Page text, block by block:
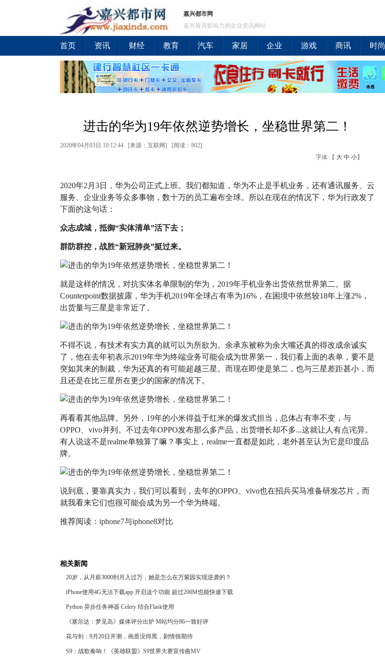
嘉兴都市网
嘉兴最具影响力的企业资讯网站
首页 资讯 财经 教育 汽车 家居 企业 游戏 商讯 时尚
进击的华为19年依然逆势增长，坐稳世界第二！
2020年04月03日 10:12:44 [来源：互联网] [阅读：802]
字体:【 大 中 小】
2020年2月3日，华为公司正式上班。我们都知道，华为不止是手机业务，还有通讯服务、云
服务、企业业务等众多事物，数十万的员工遍布全球。所以在现在的情况下，华为行政发了
下面的这句话：
众志成城，抵御“实体清单”活下去；
群防群控，战胜“新冠肺炎”挺过来。
就是这样的情况，对抗实体名单限制的华为，2019年手机业务出货依然世界第二。据
Counterpoint数据披露，华为手机2019年全球占有率为16%，在困境中依然较18年上涨2%，
出货量与三星是非常近了。
不得不说，有技术有实力真的就可以为所欲为。余承东被称为余大嘴还真的得改成余诚实
了，他在去年初表示2019年华为终端业务可能会成为世界第一，我们看上面的表单，要不是
突如其来的制裁，华为还真的有可能超越三星。而现在即使是第二，也与三星差距甚小，而
且还是在比三星所在更少的国家的情况下。
再看看其他品牌。另外，19年的小米得益于红米的爆发式担当，总体占有率不变，与
OPPO、vivo并列。不过去年OPPO发布那么多产品，出货增长却不多...这就让人有点诧异。
有人说这不是realme单独算了嘛？事实上，realme一直都是如此，老外甚至认为它是印度品
牌。
说到底，要靠真实力，我们可以看到，去年的OPPO、vivo也在招兵买马准备研发芯片，而
就我看来它们也很可能会成为另一个华为终端。
推荐阅读： iphone7与iphone8对比
相关新闻
20岁，从月薪3000到月入过万，她是怎么在万紫园实现逆袭的？
iPhone使用4G无法下载app 开启这个功能 超过200M也能快速下载
Python 异步任务神器 Celery 结合Flask使用
《塞尔达：梦见岛》媒体评分出炉 M站均分86一致好评
花与剑：9月20日开测，画质没得黑，剧情很期待
S9：战歌奏响！《英雄联盟》S9世界大赛宣传曲MV